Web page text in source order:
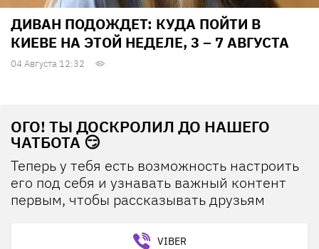
ДИВАН ПОДОЖДЕТ: КУДА ПОЙТИ В
КИЕВЕ НА ЭТОЙ НЕДЕЛЕ, 3 – 7 АВГУСТА
04 Августа 12:32
ОГО! ТЫ ДОСКРОЛИЛ ДО НАШЕГО
ЧАТБОТА 😏
Теперь у тебя есть возможность настроить
его под себя и узнавать важный контент
первым, чтобы рассказывать друзьям
VIBER